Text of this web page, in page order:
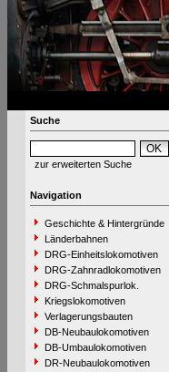
Suche
zur erweiterten Suche
Navigation
Geschichte & Hintergründe
Länderbahnen
DRG-Einheitslokomotiven
DRG-Zahnradlokomotiven
DRG-Schmalspurlok.
Kriegslokomotiven
Verlagerungsbauten
DB-Neubaulokomotiven
DB-Umbaulokomotiven
DR-Neubaulokomotiven